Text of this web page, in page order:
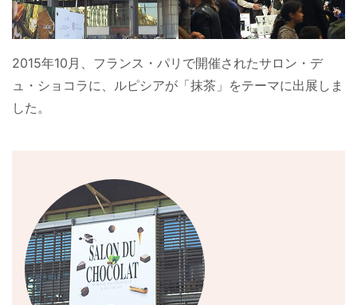
2015年10月、フランス・パリで開催されたサロン・デ
ュ・ショコラに、ルピシアが「抹茶」をテーマに出展しま
した。